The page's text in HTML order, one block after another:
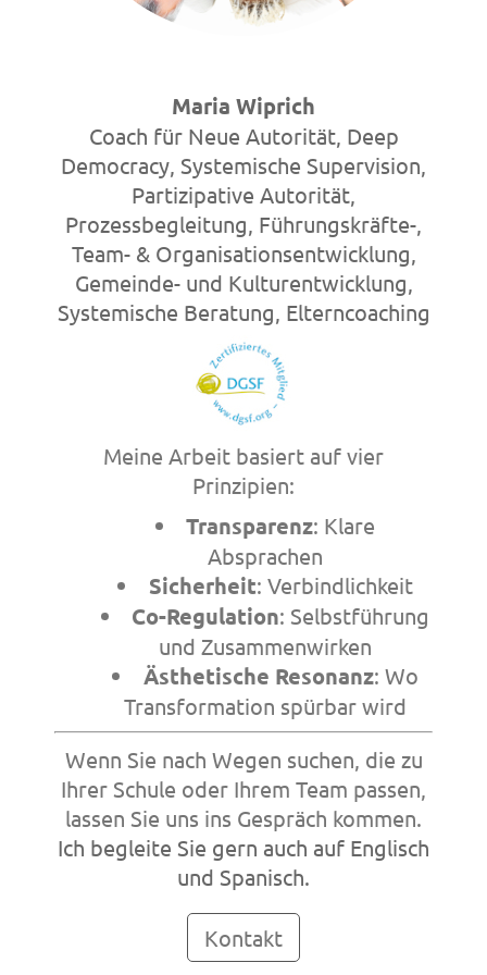
Maria Wiprich
Coach für Neue Autorität, Deep
Democracy, Systemische Supervision,
Partizipative Autorität,
Prozessbegleitung, Führungskräfte-,
Team- & Organisationsentwicklung,
Gemeinde- und Kulturentwicklung,
Systemische Beratung, Elterncoaching
Meine Arbeit basiert auf vier
Prinzipien:
Transparenz: Klare
Absprachen
Sicherheit: Verbindlichkeit
Co-Regulation: Selbstführung
und Zusammenwirken
Ästhetische Resonanz: Wo
Transformation spürbar wird
Wenn Sie nach Wegen suchen, die zu
Ihrer Schule oder Ihrem Team passen,
lassen Sie uns ins Gespräch kommen.
Ich begleite Sie gern auch auf Englisch
und Spanisch.
Kontakt